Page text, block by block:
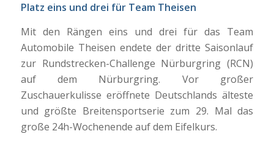
Platz eins und drei für Team Theisen
Mit den Rängen eins und drei für das Team
Automobile Theisen endete der dritte Saisonlauf
zur Rundstrecken-Challenge Nürburgring (RCN)
auf dem Nürburgring. Vor großer
Zuschauerkulisse eröffnete Deutschlands älteste
und größte Breitensportserie zum 29. Mal das
große 24h-Wochenende auf dem Eifelkurs.